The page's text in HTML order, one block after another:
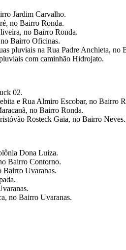
Jardim Carvalho.
no Bairro Ronda.
no Bairro Ronda.
Bairro Oficinas.
pluviais na Rua Padre Anchieta,
com caminhão Hidrojato.
02.
e Rua Almiro Escobar, no Bairro
no Bairro Ronda.
Rosteck Gaia, no Bairro Neves.
Dona Luiza.
Bairro Contorno.
Bairro Uvaranas.
no Bairro Uvaranas.